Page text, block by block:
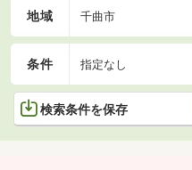
地域 千曲市
条件 指定なし
検索条件を保存